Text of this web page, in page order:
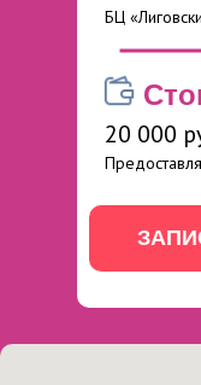
БЦ
20 000